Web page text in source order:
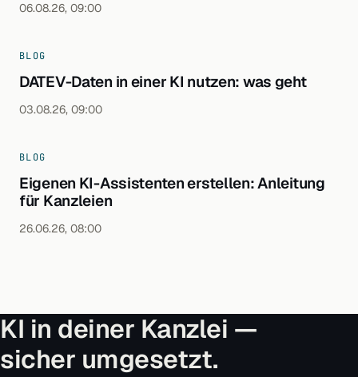
06.08.26, 09:00
BLOG
DATEV-Daten in einer KI nutzen: was geht
03.08.26, 09:00
BLOG
Eigenen KI-Assistenten erstellen: Anleitung
für Kanzleien
26.06.26, 08:00
KI in deiner Kanzlei —
sicher umgesetzt.